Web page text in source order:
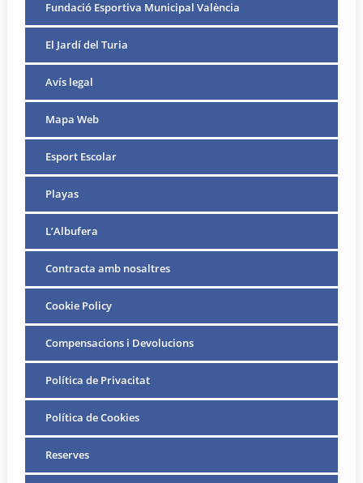
Fundació Esportiva Municipal València
El Jardí del Turia
Avís legal
Mapa Web
Esport Escolar
Playas
L’Albufera
Contracta amb nosaltres
Cookie Policy
Compensacions i Devolucions
Política de Privacitat
Política de Cookies
Reserves